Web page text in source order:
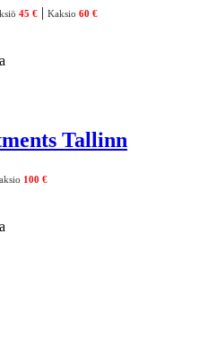
45 € | Kaksio 60 €
Tallinn
100 €